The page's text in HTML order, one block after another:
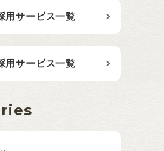
用サービス一覧
用サービス一覧